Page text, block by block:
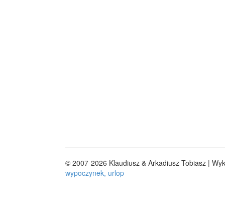
© 2007-2026 Klaudiusz & Arkadiusz Tobiasz |
wypoczynek, urlop